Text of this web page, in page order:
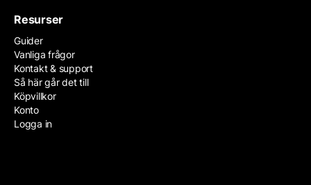
Resurser
Guider
Vanliga frågor
Kontakt & support
Så här går det till
Köpvillkor
Konto
Logga in